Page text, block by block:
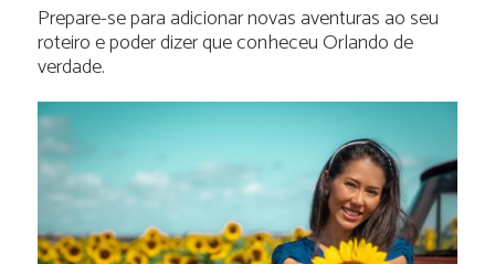
Prepare-se para adicionar novas aventuras ao seu
roteiro e poder dizer que conheceu Orlando de
verdade.